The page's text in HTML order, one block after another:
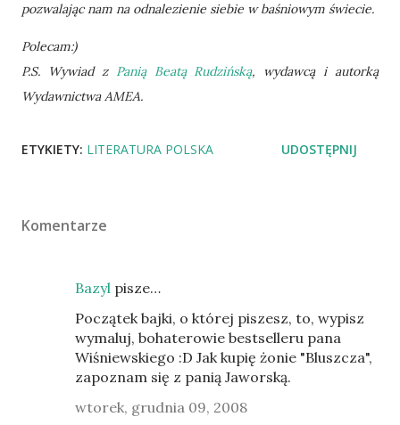
pozwalając nam na odnalezienie siebie w baśniowym świecie.
Polecam:)
P.S. Wywiad z Panią Beatą Rudzińską, wydawcą i autorką
Wydawnictwa AMEA.
ETYKIETY: LITERATURA POLSKA UDOSTĘPNIJ
Komentarze
Bazyl pisze…
Początek bajki, o której piszesz, to, wypisz
wymaluj, bohaterowie bestselleru pana
Wiśniewskiego :D Jak kupię żonie "Bluszcza",
zapoznam się z panią Jaworską.
wtorek, grudnia 09, 2008